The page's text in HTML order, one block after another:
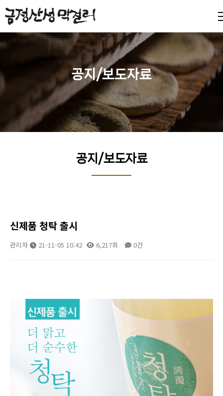
공지/보도자료
공지/보도자료
신제품 청탁 출시
관리자 21-11-05 10:42 6,217회 0건